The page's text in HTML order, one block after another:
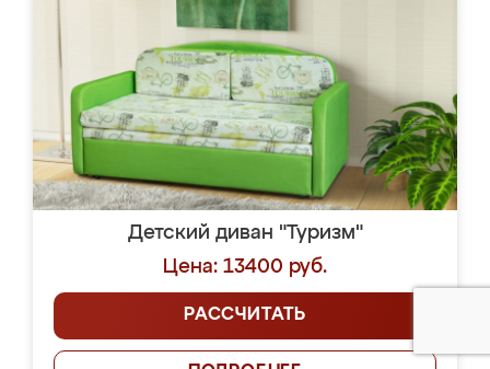
Детский диван "Туризм"
Цена: 13400 руб.
РАССЧИТАТЬ